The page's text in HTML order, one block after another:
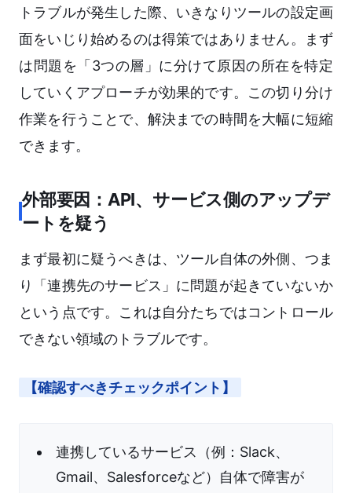
トラブルが発生した際、いきなりツールの設定画
面をいじり始めるのは得策ではありません。まず
は問題を「3つの層」に分けて原因の所在を特定
していくアプローチが効果的です。この切り分け
作業を行うことで、解決までの時間を大幅に短縮
できます。
外部要因：API、サービス側のアップデ
ートを疑う
まず最初に疑うべきは、ツール自体の外側、つま
り「連携先のサービス」に問題が起きていないか
という点です。これは自分たちではコントロール
できない領域のトラブルです。
【確認すべきチェックポイント】
連携しているサービス（例：Slack、
Gmail、Salesforceなど）自体で障害が